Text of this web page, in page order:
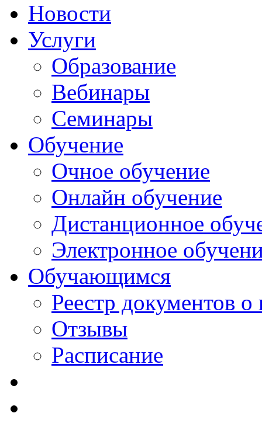
Новости
Услуги
Образование
Вебинары
Семинары
Обучение
Очное обучение
Онлайн обучение
Дистанционное
Электронное
Обучающимся
Реестр документов
Отзывы
Расписание